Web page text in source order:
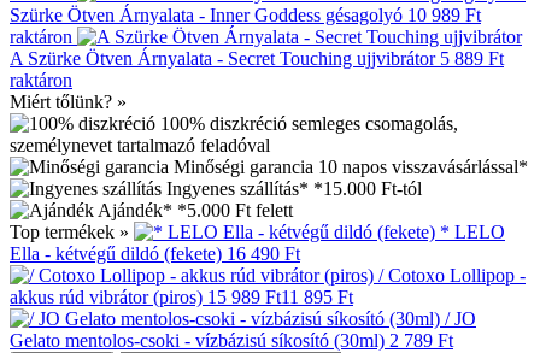
Szürke Ötven Árnyalata - Inner Goddess gésagolyó 10 989 Ft
raktáron
A Szürke Ötven Árnyalata - Secret Touching ujjvibrátor 5 889 Ft
raktáron
Miért tőlünk? »
100% diszkréció semleges csomagolás,
személynevet tartalmazó feladóval
Minőségi garancia 10 napos visszavásárlással*
Ingyenes szállítás* *15.000 Ft-tól
Ajándék* *5.000 Ft felett
Top termékek »
* LELO
Ella - kétvégű dildó (fekete) 16 490 Ft
/ Cotoxo Lollipop -
akkus rúd vibrátor (piros) 15 989 Ft11 895 Ft
/ JO
Gelato mentolos-csoki - vízbázisú síkosító (30ml) 2 789 Ft